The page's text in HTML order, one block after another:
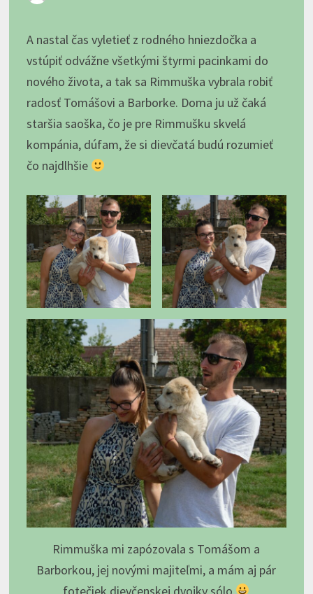
A nastal čas vyletieť z rodného hniezdočka a
vstúpiť odvážne všetkými štyrmi pacinkami do
nového života, a tak sa Rimmuška vybrala robiť
radosť Tomášovi a Barborke. Doma ju už čaká
staršia saoška, čo je pre Rimmušku skvelá
kompánia, dúfam, že si dievčatá budú rozumieť
čo najdlhšie
Rimmuška mi zapózovala s Tomášom a
Barborkou, jej novými majiteľmi, a mám aj pár
fotečiek dievčenskej dvojky sólo